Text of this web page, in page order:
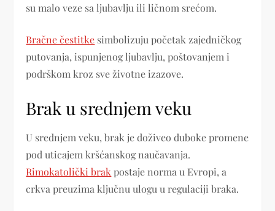
su malo veze sa ljubavlju ili ličnom srećom.
Bračne čestitke simbolizuju početak zajedničkog
putovanja, ispunjenog ljubavlju, poštovanjem i
podrškom kroz sve životne izazove.
Brak u srednjem veku
U srednjem veku, brak je doživeo duboke promene
pod uticajem kršćanskog naučavanja.
Rimokatolički brakpostaje norma u Evropi, a
crkva preuzima ključnu ulogu u regulaciji braka.